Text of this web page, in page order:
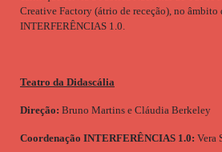
Creative Factory (átrio de receção), no âmbito
INTERFERÊNCIAS 1.0.
Teatro da Didascália
Direção: Bruno Martins e Cláudia Berkeley
Coordenação INTERFERÊNCIAS 1.0: Vera